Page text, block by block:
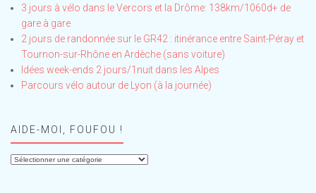
3 jours à vélo dans le Vercors et la Drôme: 138km/1060d+ de
gare à gare
2 jours de randonnée sur le GR42 : itinérance entre Saint-Péray et
Tournon-sur-Rhône en Ardèche (sans voiture)
Idées week-ends 2 jours/1nuit dans les Alpes
Parcours vélo autour de Lyon (à la journée)
AIDE-MOI, FOUFOU !
Aide-